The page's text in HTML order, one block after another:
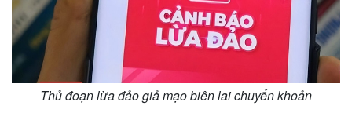
Thủ đoạn lừa đảo giả mạo biên lai chuyển khoản